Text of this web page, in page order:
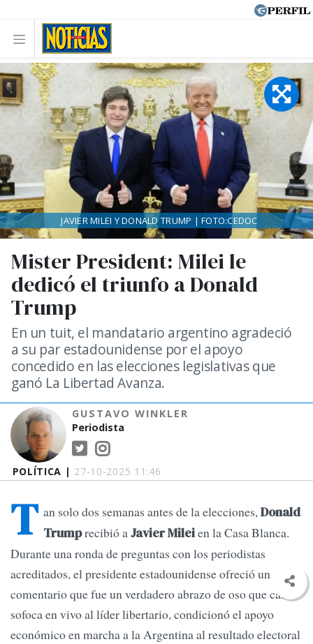
POLÍTICA | 27-10-2025 11:46
Mister President: Milei le
dedicó el triunfo a Donald
Trump
En un tuit, el mandatario argentino agradeció
a su par estadounidense por el apoyo
concedido en las elecciones legislativas que
ganó La Libertad Avanza.
GUSTAVO WINKLER
Periodista
JAVIER MILEI Y DONALD TRUMP | FOTO:CEDOC
T an solo dos semanas antes de la elecciones,Donald
Trumprecibió aJavier Mileien la Casa Blanca.
Durante una ronda de preguntas con los periodistas
acreditados, el presidente estadounidense ofreció un
comentario que fue un verdadero abrazo de oso que casi
sofoca en vivo al líder libertario, condicionó el apoyo
económico en marcha a la Argentina al resultado electoral